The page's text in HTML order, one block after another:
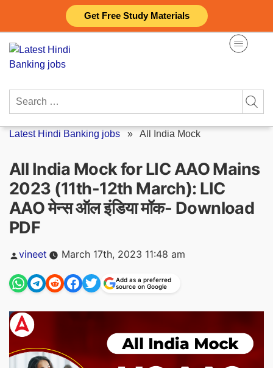
Get Free Study Materials
content
Search
Latest Hindi Banking jobs » All India Mock
All India Mock for LIC AAO Mains
2023 (11th-12th March): LIC
AAO मेन्स ऑल इंडिया मॉक- Download
PDF
Posted
vineet March 17th, 2023 11:48 am
Add as a preferred
source on Google